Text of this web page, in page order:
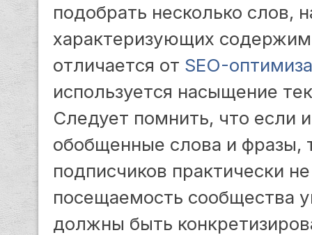
подобрать несколько слов,
характеризующих
отличается от SEO-
используется насыщение
Следует помнить, что если
обобщенные слова и фразы,
подписчиков практически
посещаемость сообщества
должны быть